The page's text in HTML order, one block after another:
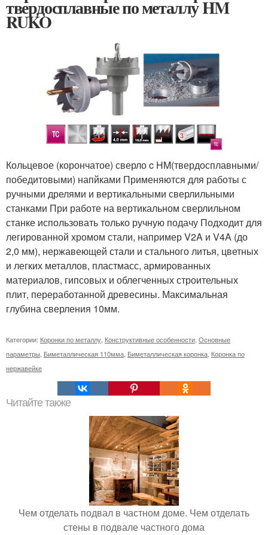
твердосплавные по металлу HM
RUKO
Кольцевое (корончатое) сверло c HM(твердосплавными/
победитовыми) напйками Применяются для работы с
ручными дрелями и вертикальными сверлильными
станками При работе на вертикальном сверлильном
станке использовать только ручную подачу Подходит для
легированной хромом стали, например V2A и V4A (до
2,0 мм), нержавеющей стали и стального литья, цветных
и легких металлов, пластмасс, армированных
материалов, гипсовых и облегченных строительных
плит, переработанной древесины. Максимальная
глубина сверления 10мм.
Категории: Коронки по металлу Конструктивные особенности Основные
параметры Биметаллическая 110мма Биметаллическая коронка Коронка по
нержавейке
Читайте также
Чем отделать подвал в частном доме. Чем отделать
стены в подвале частного дома